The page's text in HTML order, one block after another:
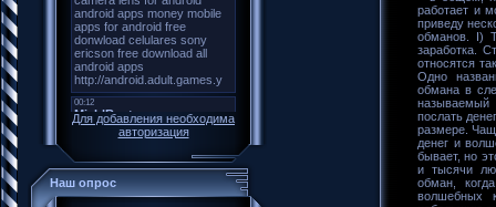
Для добавления необходима
авторизация
Наш опрос
работает и
приведу
обманов. I)
заработка.
относятся
Одно
обмана в
послать
размере.
денег и
бывает, но
и тысячи
обман,
волшебных